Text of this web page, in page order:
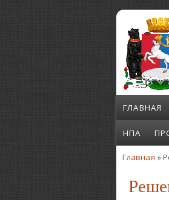
Перейти к основному содержанию
ГЛАВНАЯ
НПА
Главная »